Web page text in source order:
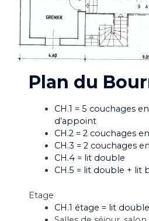
Plan du
CH.1 = 5 couchages
d’appoint
CH.2 = 2 couchages
CH.3 = 2 couchages
CH.4 = lit double
CH.5 = lit double + lit
Etage
CH.1 étage = lit double